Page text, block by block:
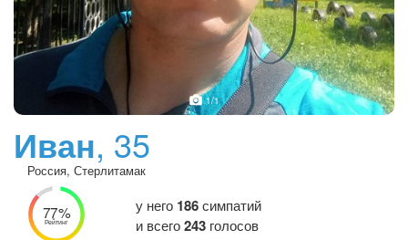
1/1
Иван, 35
Россия, Стерлитамак
77%
Рейтинг
у него 186симпатий
и всего243 голосов